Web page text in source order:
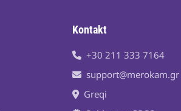
Kontakt
+30 211 333 7164
support@merokam.gr
Greqi